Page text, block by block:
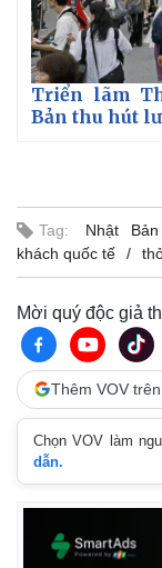
Pháp luật
Vụ án
Tin nóng
Tư vấn luật
Triển lãm
Bản thu hút
Tag: Nhật Bản
khách quốc tế
Mời quý độc giả
Thêm VOV
Chọn VOV làm
dẫn.